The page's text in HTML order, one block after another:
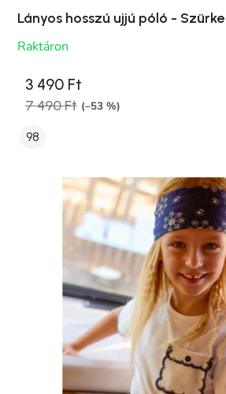
Lányos hosszú ujjú póló - Szürke
Raktáron
3 490 Ft
7 490 Ft (–53 %)
98